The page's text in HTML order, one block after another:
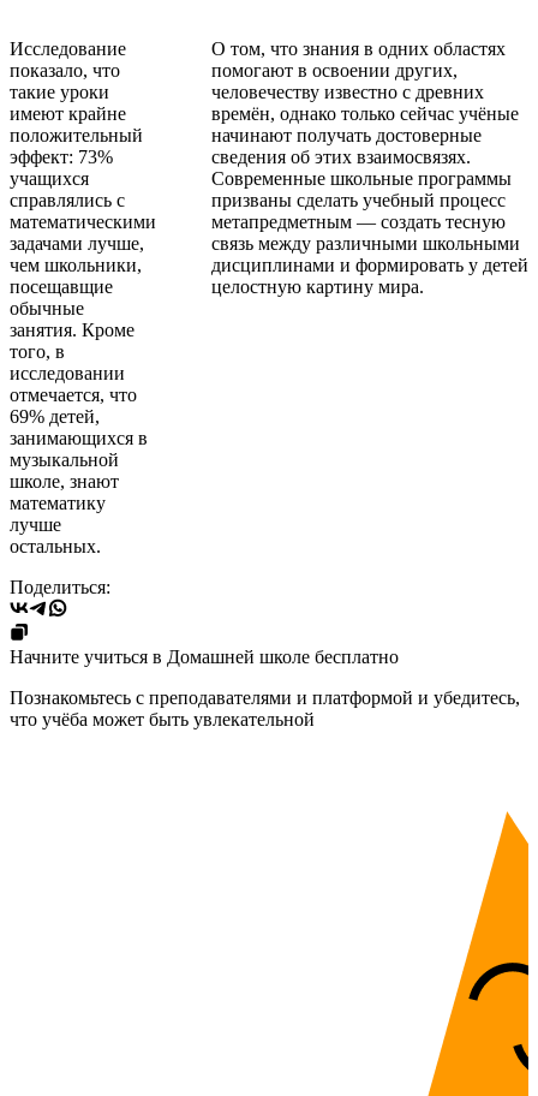
Исследование
показало, что
такие уроки
имеют крайне
положительный
эффект: 73%
учащихся
справлялись с
математическими
задачами лучше,
чем школьники,
посещавщие
обычные
занятия. Кроме
того, в
исследовании
отмечается, что
69% детей,
занимающихся в
музыкальной
школе, знают
математику
лучше
остальных.
О том, что знания в одних областях
помогают в освоении других,
человечеству известно с древних
времён, однако только сейчас учёные
начинают получать достоверные
сведения об этих взаимосвязях.
Современные школьные программы
призваны сделать учебный процесс
метапредметным — создать тесную
связь между различными школьными
дисциплинами и формировать у детей
целостную картину мира.
Поделиться:
Начните учиться в Домашней школе бесплатно
Познакомьтесь с преподавателями и платформой и убедитесь,
что учёба может быть увлекательной